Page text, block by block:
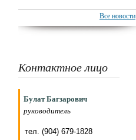
Все новости
Контактное лицо
Булат Багзарович
руководитель
тел. (904) 679-1828